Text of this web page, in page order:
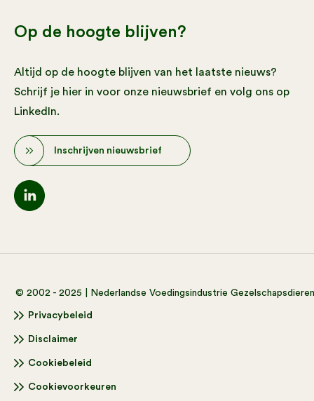
Op de hoogte blijven?
Altijd op de hoogte blijven van het laatste nieuws?
Schrijf je hier in voor onze nieuwsbrief en volg ons op
LinkedIn.
Inschrijven nieuwsbrief
© 2002 - 2025 | Nederlandse Voedingsindustrie
Privacybeleid
Disclaimer
Cookiebeleid
Cookievoorkeuren